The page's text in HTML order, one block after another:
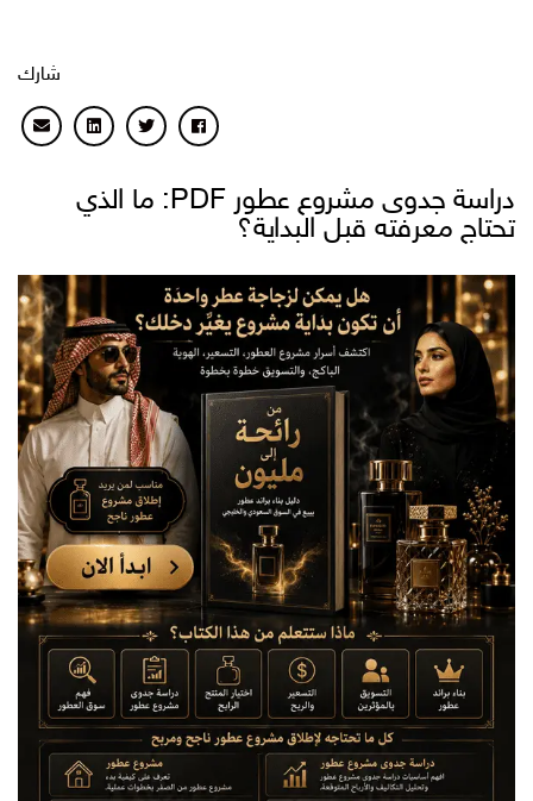
شارك
دراسة جدوى مشروع عطور PDF: ما الذي
تحتاج معرفته قبل البداية؟